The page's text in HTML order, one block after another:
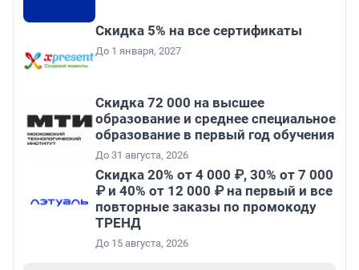
Скидка 5% на все сертификаты
До 1 января, 2027
Скидка 72 000 на высшее
образование и среднее специальное
образование в первый год обучения
До 31 августа, 2026
Скидка 20% от 4 000 ₽, 30% от 7 000
₽ и 40% от 12 000 ₽ на первый и все
повторные заказы по промокоду
ТРЕНД
До 15 августа, 2026